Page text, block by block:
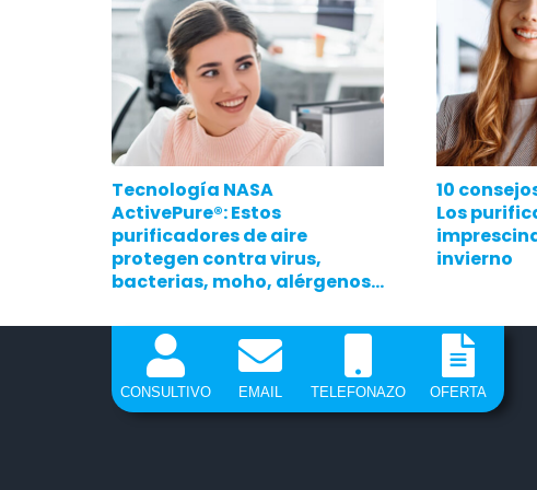
Tecnología NASA
ActivePure®: Estos
purificadores de aire
protegen contra virus,
bacterias, moho, alérgenos…
10
Los
invierno
CONSULTIVO EMAIL TELEFONAZO OFERTA